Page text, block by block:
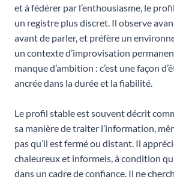
et à fédérer par l’enthousiasme, le
un registre plus discret. Il observe
avant de parler, et préfère un
un contexte d’improvisation
manque d’ambition : c’est une façon
ancrée dans la durée et la fiabilité.
Le profil stable est souvent décrit
sa manière de traiter l’information,
pas qu’il est fermé ou distant. Il
chaleureux et informels, à condition
dans un cadre de confiance. Il ne